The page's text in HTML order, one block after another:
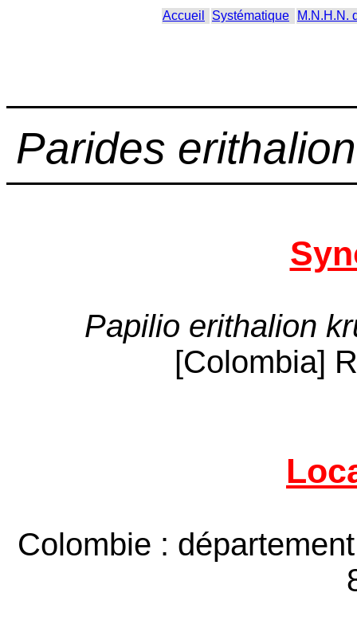
Accueil Systématique M.N.H.N.
Parides
Papilio erithalion
[Colombia]
Colombie :